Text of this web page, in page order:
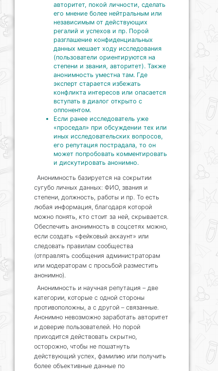
авторитет, покой личности, сделать
его мнение более нейтральным или
независимым от действующих
регалий и успехов и пр. Порой
разглашение конфиденциальных
данных мешает ходу исследования
(пользователи ориентируются на
степени и звания, авторитет). Также
анонимность уместна там. Где
эксперт старается избежать
конфликта интересов или опасается
вступать в диалог открыто с
оппонентом.
Если ранее исследователь уже
«проседал» при обсуждении тех или
иных исследовательских вопросов,
его репутация пострадала, то он
может попробовать комментировать
и дискутировать анонимно.
Анонимность базируется на сокрытии
сугубо личных данных: ФИО, звания и
степени, должность, работы и пр. То есть
любая информация, благодаря которой
можно понять, кто стоит за ней, скрывается.
Обеспечить анонимность в соцсетях можно,
если создать «фейковый аккаунт» или
следовать правилам сообщества
(отправлять сообщения администраторам
или модераторам с просьбой разместить
анонимно).
Анонимность и научная репутация – две
категории, которые с одной стороны
противоположны, а с другой – связанные.
Анонимно невозможно заработать авторитет
и доверие пользователей. Но порой
приходится действовать скрытно,
осторожно, чтобы не пошатнуть
действующий успех, фамилию или получить
более объективные данные по